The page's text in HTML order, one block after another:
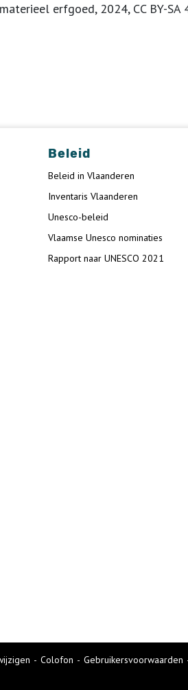
erfgoed, 2024, CC BY-SA
Beleid
Beleid in Vlaanderen
Inventaris Vlaanderen
Unesco-beleid
Vlaamse Unesco nominaties
Rapport naar UNESCO 2021
- Colofon Gebruikersvoorwaarden